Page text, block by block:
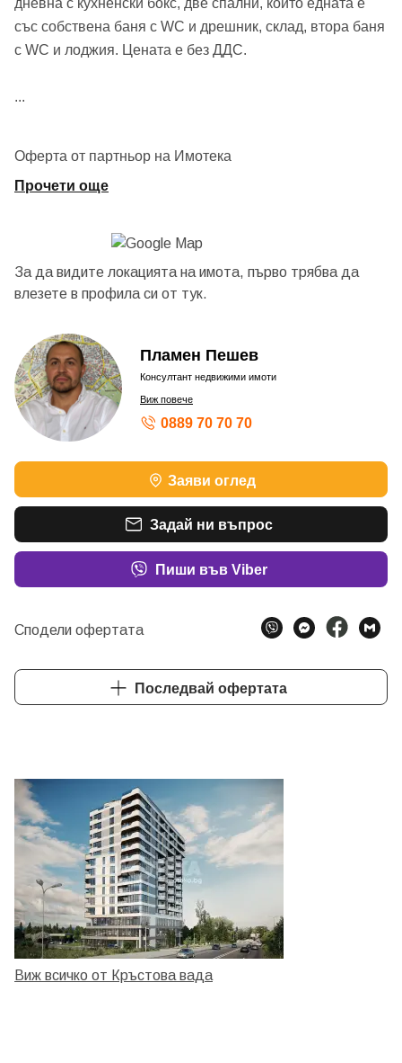
дневна с кухненски бокс, две спални, който едната е
със собствена баня с WC и дрешник, склад, втора баня
с WC и лоджия. Цената е без ДДС.
...
Оферта от партньор на Имотека
Прочети още
За да видите локацията на имота, първо трябва да
влезете в профила си от тук.
Пламен Пешев
Консултант недвижими имоти
Виж повече
0889 70 70 70
Заяви оглед
Задай ни въпрос
Пиши във Viber
Сподели офертата
Последвай офертата
Виж всичко от Кръстова вада